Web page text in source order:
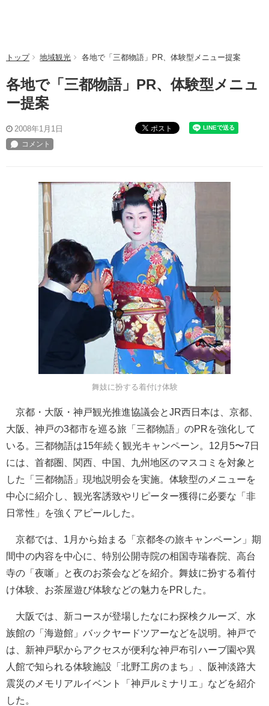
トップ 地域観光 各地で「三都物語」PR、体験型メニュー提案
各地で「三都物語」PR、体験型メニュ
ー提案
2008年1月1日 ポスト
舞妓に扮する着付け体験
京都・大阪・神戸観光推進協議会とJR西日本は、京都、
大阪、神戸の3都市を巡る旅「三都物語」のPRを強化して
いる。三都物語は15年続く観光キャンペーン。12月5〜7日
には、首都圏、関西、中国、九州地区のマスコミを対象と
した「三都物語」現地説明会を実施。体験型のメニューを
中心に紹介し、観光客誘致やリピーター獲得に必要な「非
日常性」を強くアピールした。
京都では、1月から始まる「京都冬の旅キャンペーン」期
間中の内容を中心に、特別公開寺院の相国寺瑞春院、高台
寺の「夜噺」と夜のお茶会などを紹介。舞妓に扮する着付
け体験、お茶屋遊び体験などの魅力をPRした。
大阪では、新コースが登場したなにわ探検クルーズ、水
族館の「海遊館」バックヤードツアーなどを説明。神戸で
は、新神戸駅からアクセスが便利な神戸布引ハーブ園や異
人館で知られる体験施設「北野工房のまち」、阪神淡路大
震災のメモリアルイベント「神戸ルミナリエ」などを紹介
した。